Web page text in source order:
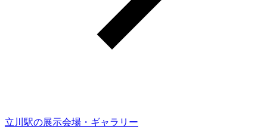
立川駅の展示会場・ギャラリー